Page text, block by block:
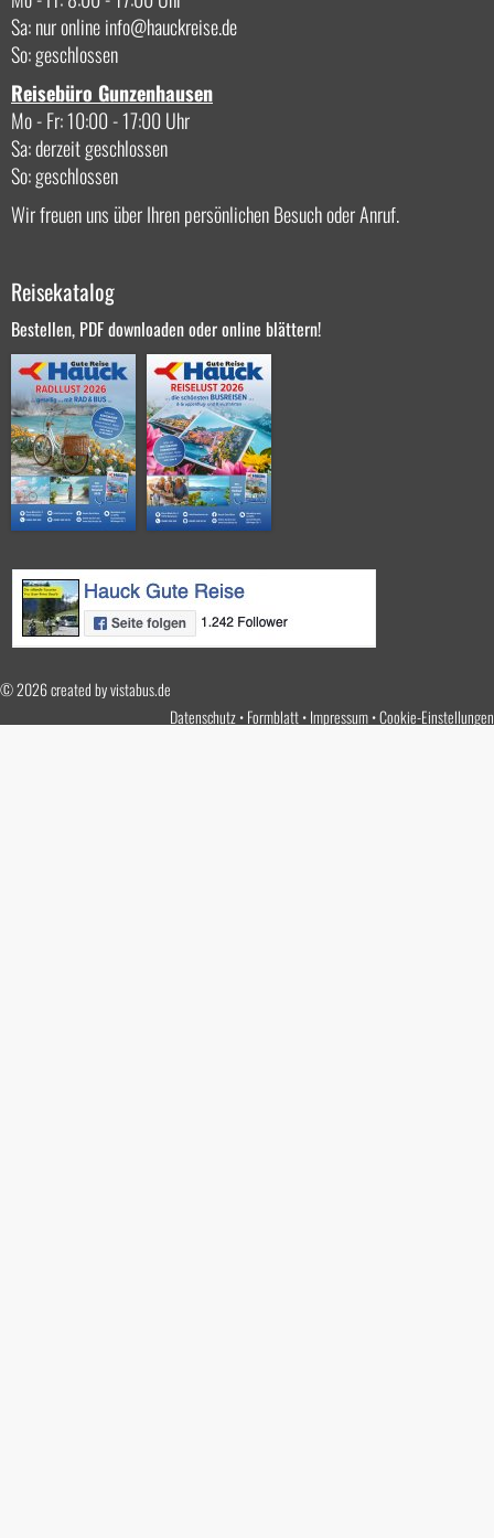
Sa: nur onlineinfo
hauckreise.de
So: geschlossen
Reisebüro Gunzenhausen
Mo - Fr: 10:00 - 17:00 Uhr
Sa: derzeit geschlossen
So: geschlossen
Wir freuen uns über Ihren persönlichen Besuch oder Anruf.
Reisekatalog
Bestellen, PDF downloaden oder online blättern!
© 2026 created byvistabus.de
Datenschutz Formblatt Impressum Cookie-Einstellungen